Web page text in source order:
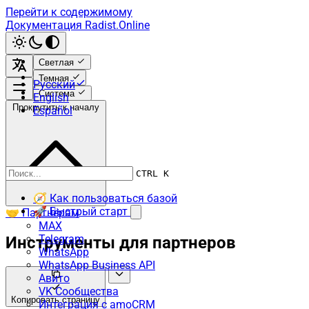
Перейти к содержимому
Документация Radist.Online
Светлая
Темная
Система
Русский
English
Español
CTRL K
🧭 Как пользоваться базой
🚀 Быстрый старт
MAX
Telegram
WhatsApp
WhatsApp Business API
Авито
VK Сообщества
Интеграция с amoCRM
Прокрутить к началу
🤝 Партнёрам
Инструменты для партнеров
Копировать страницу